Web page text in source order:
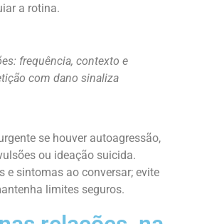
a rotina.
frequência, contexto e
com dano sinaliza
se houver autoagressão,
ou ideação suicida.
e sintomas ao conversar; evite
limites seguros.